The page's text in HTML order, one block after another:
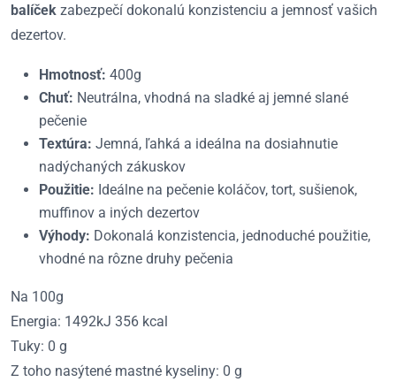
balíček zabezpečí dokonalú konzistenciu a jemnosť vašich
dezertov.
Hmotnosť: 400g
Chuť: Neutrálna, vhodná na sladké aj jemné slané
pečenie
Textúra: Jemná, ľahká a ideálna na dosiahnutie
nadýchaných zákuskov
Použitie: Ideálne na pečenie koláčov, tort, sušienok,
muffinov a iných dezertov
Výhody: Dokonalá konzistencia, jednoduché použitie,
vhodné na rôzne druhy pečenia
Na 100g
Energia: 1492kJ 356 kcal
Tuky: 0 g
Z toho nasýtené mastné kyseliny: 0 g